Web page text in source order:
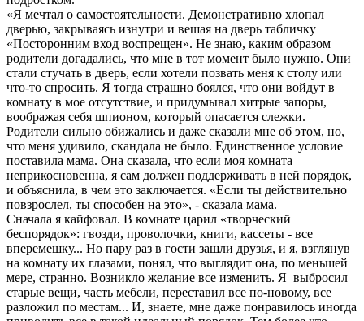
«Я мечтал о самостоятельности. Демонстративно хлопал
дверью, закрываясь изнутри и вешая на дверь табличку
«Посторонним вход воспрещен». Не знаю, каким образом
родители догадались, что мне в тот момент было нужно. Они
стали стучать в дверь, если хотели позвать меня к столу или
что-то спросить. Я тогда страшно боялся, что они войдут в
комнату в мое отсутствие, и придумывал хитрые запоры,
воображая себя шпионом, который опасается слежки.
Родители сильно обижались и даже сказали мне об этом, но,
что меня удивило, скандала не было. Единственное условие
поставила мама. Она сказала, что если моя комната
неприкосновенна, я сам должен поддерживать в ней порядок,
и объяснила, в чем это заключается. «Если ты действительно
повзрослел, ты способен на это», - сказала мама.
Сначала я кайфовал. В комнате царил «творческий
беспорядок»: гвозди, проволочки, книги, кассеты - все
вперемешку... Но пару раз в гости зашли друзья, и я, взглянув
на комнату их глазами, понял, что выглядит она, по меньшей
мере, странно. Возникло желание все изменить. Я выбросил
старые вещи, часть мебели, переставил все по-новому, все
разложил по местам... И, знаете, мне даже понравилось иногда